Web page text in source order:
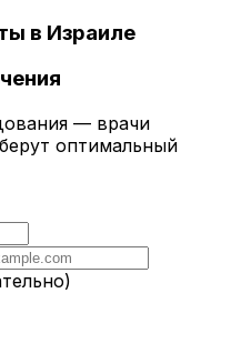
в Израиле
— врачи
оптимальный